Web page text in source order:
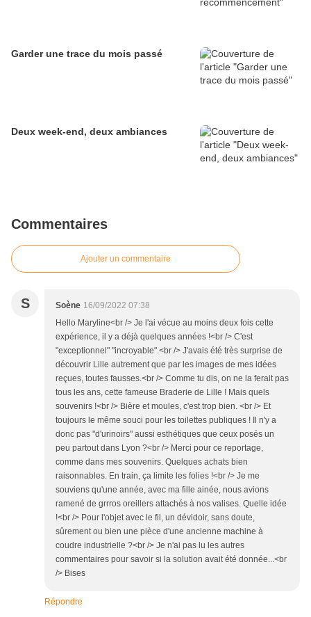
Garder une trace du mois passé
Deux week-end, deux ambiances
Commentaires
Ajouter un commentaire
S Soène 16/09/2022 07:38
Hello Maryline<br /> Je l'ai vécue au moins deux fois cette
expérience, il y a déjà quelques années !<br /> C'est
"exceptionnel" "incroyable".<br /> J'avais été très surprise de
découvrir Lille autrement que par les images de mes idées
reçues, toutes fausses.<br /> Comme tu dis, on ne la ferait pas
tous les ans, cette fameuse Braderie de Lille ! Mais quels
souvenirs !<br /> Bière et moules, c'est trop bien. <br /> Et
toujours le même souci pour les toilettes publiques ! Il n'y a
donc pas "d'urinoirs" aussi esthétiques que ceux posés un
peu partout dans Lyon ?<br /> Merci pour ce reportage,
comme dans mes souvenirs. Quelques achats bien
raisonnables. En train, ça limite les folies !<br /> Je me
souviens qu'une année, avec ma fille ainée, nous avions
ramené de grrros oreillers attachés à nos valises. Quelle idée
!<br /> Pour l'objet avec le fil, un dévidoir, sans doute,
sûrement ou bien une pièce d'une ancienne machine à
coudre industrielle ?<br /> Je n'ai pas lu les autres
commentaires pour savoir si la solution avait été donnée...<br
/> Bises
Répondre